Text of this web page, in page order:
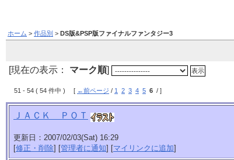
ホーム > 作品別 > DS版&PSP版ファイナルファンタジー3
[現在の表示： マーク順]
51 - 54 ( 54 件中 ) [ ←前ページ / 1 2 3 4 5 6 / ]
ＪＡＣＫ ＰＯＴ
更新日：2007/02/03(Sat) 16:29
[修正・削除] [管理者に通知] [マイリンクに追加]